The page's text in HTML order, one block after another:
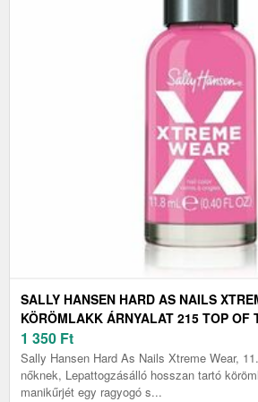
SALLY HANSEN HARD AS NAILS
KÖRÖMLAKK ÁRNYALAT 215 TOP OF
ML
1 350 Ft
Sally Hansen Hard As Nails Xtreme Wear,
nőknek, Lepattogzásálló hosszan tartó
manikűrjét egy ragyogó s...